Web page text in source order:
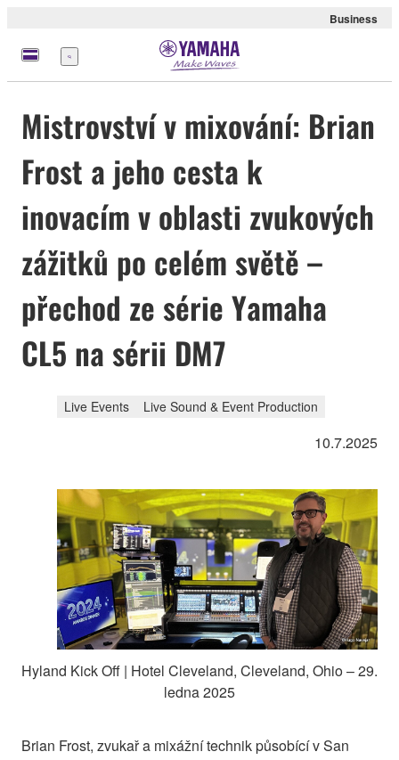
Business
Nabídka
Mistrovství v mixování: Brian
Frost a jeho cesta k
inovacím v oblasti zvukových
zážitků po celém světě –
přechod ze série Yamaha
CL5 na sérii DM7
Live Events Live Sound & Event Production
10.7.2025
Hyland Kick Off | Hotel Cleveland, Cleveland, Ohio – 29.
ledna 2025
Brian Frost, zvukař a mixážní technik působící v San